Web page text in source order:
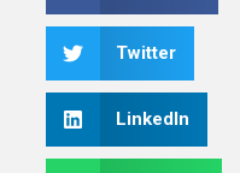
Twitter
LinkedIn